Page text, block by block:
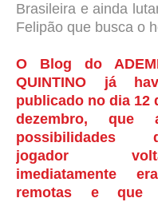
Brasileira e ainda
Felipão que busca o
O Blog do
QUINTINO já
publicado no dia 12
dezembro, que
possibilidades
jogador
imediatamente
remotas e que